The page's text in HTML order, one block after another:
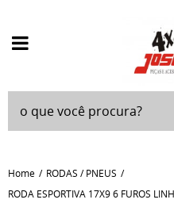
Home
RODAS / PNEUS
RODA ESPORTIVA 17X9 6 FUROS